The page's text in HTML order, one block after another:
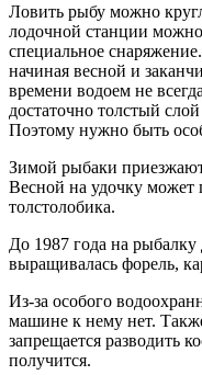
Ловить рыбу можно
лодочной станции
специальное
начиная весной и
времени водоем не
достаточно толстый
Поэтому нужно быть
Зимой рыбаки
Весной на удочку
толстолобика.
До 1987 года на
выращивалась форель,
Из-за особого
машине к нему нет.
запрещается разводить
получится.